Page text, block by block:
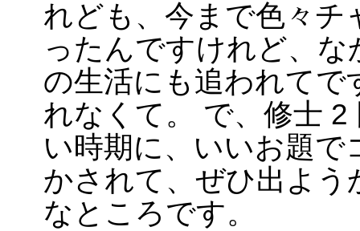
れども、今まで色々チ
ったんですけれど、
の生活にも追われて
れなくて。 で、修士
い時期に、いいお題
かされて、ぜひ出よ
なところです。